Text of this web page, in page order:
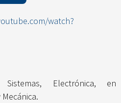
watch?
Electrónica, en